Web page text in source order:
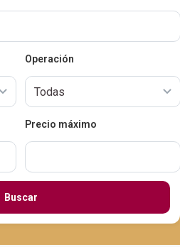
Operación
Precio máximo
Buscar